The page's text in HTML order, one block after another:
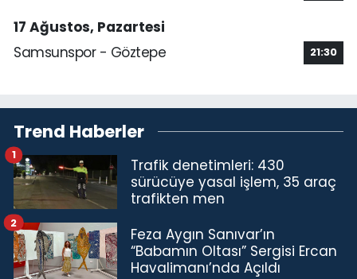
17 Ağustos, Pazartesi
Samsunspor - Göztepe
21:30
Trend Haberler
Trafik denetimleri: 430
sürücüye yasal işlem, 35 araç
trafikten men
1
Feza Aygın Sanıvar’ın
“Babamın Oltası” Sergisi Ercan
Havalimanı’nda Açıldı
2